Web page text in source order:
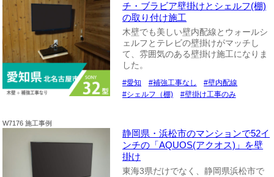
チ・ブラビア壁掛けとシェルフ(棚)
の取り付け施工
木壁でも美しい壁内配線とウォールシ
ェルフとテレビの壁掛けがマッチし
て、雰囲気のある壁掛け施工になりま
した。
愛知 補強工事なし
壁内配線
シェルフ（棚)
壁掛け工事のみ
W7176 施工事例
静岡県・浜松市のマンションで52イ
ンチの「AQUOS(アクオス)」を壁
掛け
東海3県だけでなく、静岡県浜松市で